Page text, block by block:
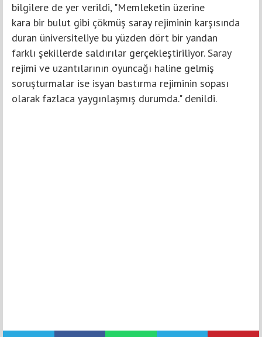
bilgilere de yer verildi, "Memleketin üzerine
kara bir bulut gibi çökmüş saray rejiminin karşısında
duran üniversiteliye bu yüzden dört bir yandan
farklı şekillerde saldırılar gerçekleştiriliyor. Saray
rejimi ve uzantılarının oyuncağı haline gelmiş
soruşturmalar ise isyan bastırma rejiminin sopası
olarak fazlaca yaygınlaşmış durumda." denildi.